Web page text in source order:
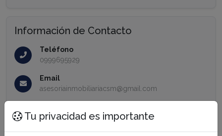
Tu privacidad es importante
Información de Contacto
Teléfono
0999695929
Email
asesoriainmobiliariacsm@gmail.com
Propiedades